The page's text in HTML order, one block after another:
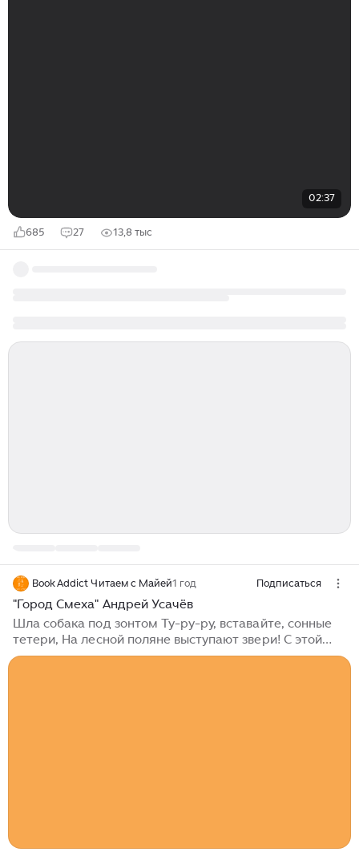
02:37
685 27 13,8 тыс
Book Addict Читаем с Майей1 год Подписаться
"Город Смеха" Андрей Усачёв
Шла собака под зонтом Ту-ру-ру, вставайте, сонные
тетери, На лесной поляне выступают звери! С этой
книгой связана удивительная история. Обычно